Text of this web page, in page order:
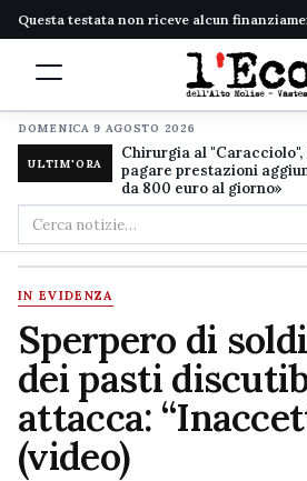
Questa testata non riceve alcun
DOMENICA 9 AGOSTO 2026
ULTIM'ORA
Chirurgia al "Caracciolo",
pagare prestazioni
da 800 euro al giorno»
Cerca
nel
sito
IN EVIDENZA
Sperpero di
dei pasti
attacca:
(video)